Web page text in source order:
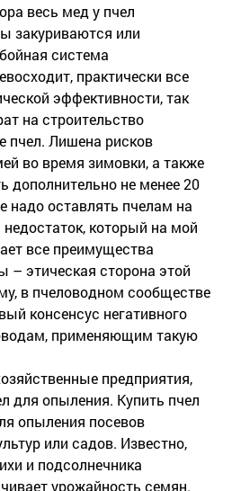
весь мед у пчел
закуриваются или
система
практически все
эффективности, так
на строительство
пчел. Лишена рисков
во время зимовки, а также
дополнительно не менее 20
надо оставлять пчелам на
который на мой
все преимущества
– этическая сторона этой
в пчеловодном сообществе
консенсус негативного
применяющим такую
предприятия,
для опыления. Купить пчел
опыления посевов
или садов. Известно,
и подсолнечника
урожайность семян.